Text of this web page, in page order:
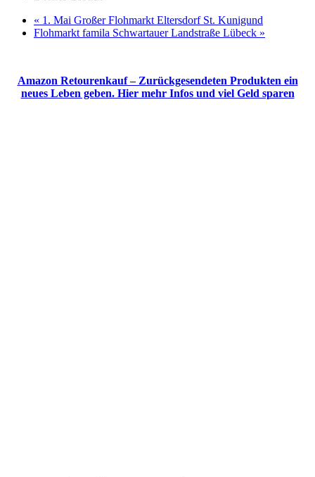
« 1. Mai Großer Flohmarkt Eltersdorf St. Kunigund
Flohmarkt famila Schwartauer Landstraße Lübeck »
Amazon Retourenkauf – Zurückgesendeten Produkten ein
neues Leben geben. Hier mehr Infos und viel Geld sparen